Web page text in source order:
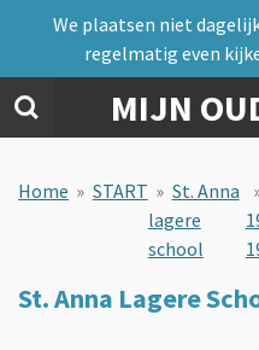
naar
de
hoofdinhoud
MIJN
We plaatsen niet
regelmatig even
Home » START » St. Anna
lagere
school
St. Anna Lagere